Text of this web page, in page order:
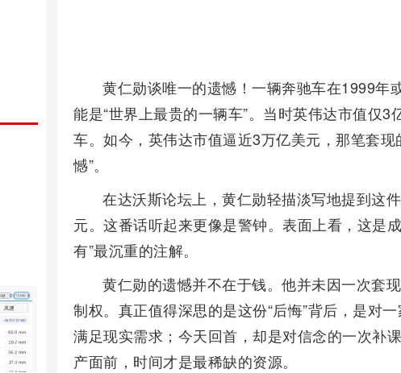
黄仁勋谈唯一的遗憾！一辆奔驰车在1999年
能是“世界上最贵的一辆车”。当时英伟达市值仅
车。如今，英伟达市值逼近3万亿美元，那笔套
憾”。
在达沃斯论坛上，黄仁勋轻描淡写地提到这
元。这番话听起来更像是警钟。表面上看，这是
有”最沉重的注解。
黄仁勋的遗憾并不在于钱。他并未因一次套
制权。真正值得深思的是这份“后悔”背后，是对
满足现实需求；今天回首，却是对信念的一次
产面前，时间才是最稀缺的资源。